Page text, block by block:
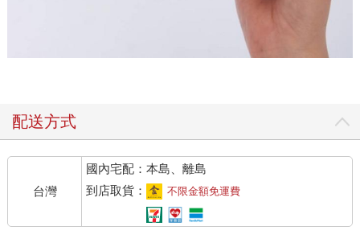
配送方式
台灣
國內宅配：本島、離島
到店取貨：
不限金額免運費